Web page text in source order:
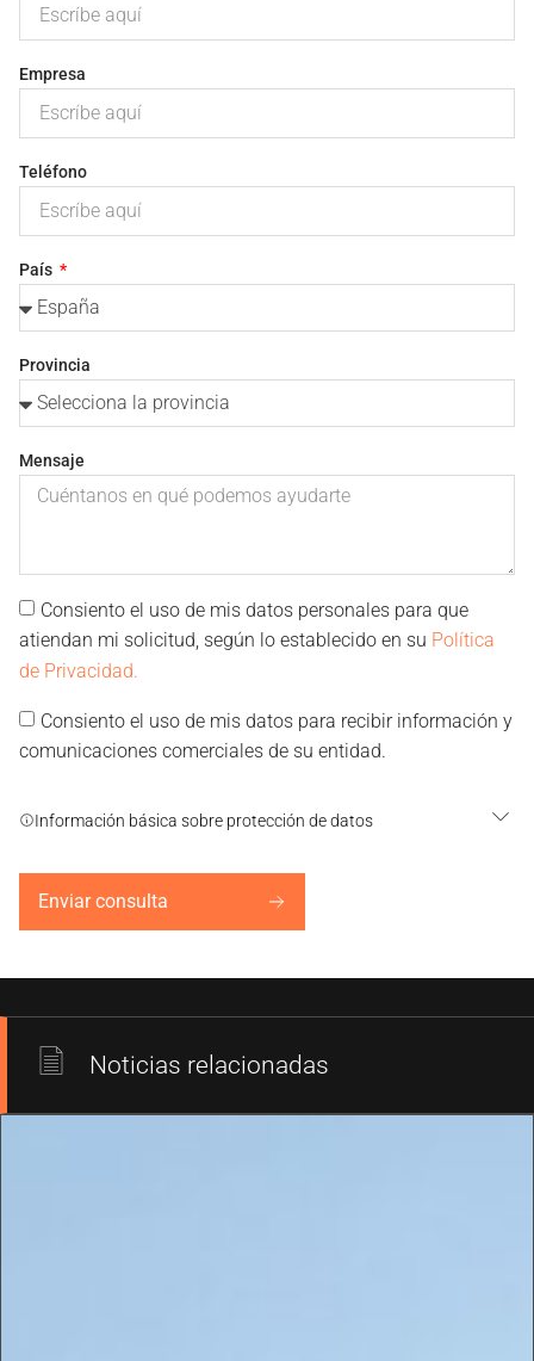
Empresa
Teléfono
País
Provincia
Mensaje
Consiento el uso de mis datos personales para que
atiendan mi solicitud, según lo establecido en su Política
de Privacidad.
Consiento el uso de mis datos para recibir información y
comunicaciones comerciales de su entidad.
Información básica sobre protección de datos
Enviar consulta
Noticias relacionadas